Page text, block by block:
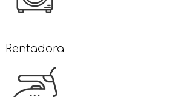
Rentadora